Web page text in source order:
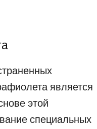
является
этой
специальных